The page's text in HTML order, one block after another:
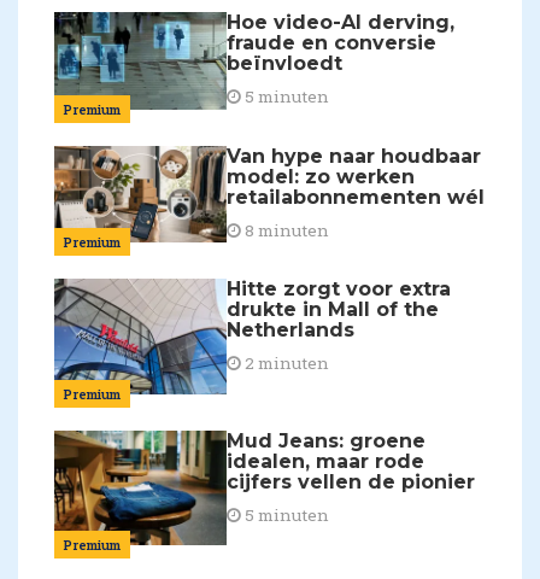
Premium
Hoe video-AI derving,
fraude en conversie
beïnvloedt
5 minuten
Premium
Van hype naar houdbaar
model: zo werken
retailabonnementen wél
8 minuten
Premium
Hitte zorgt voor extra
drukte in Mall of the
Netherlands
2 minuten
Premium
Mud Jeans: groene
idealen, maar rode
cijfers vellen de pionier
5 minuten